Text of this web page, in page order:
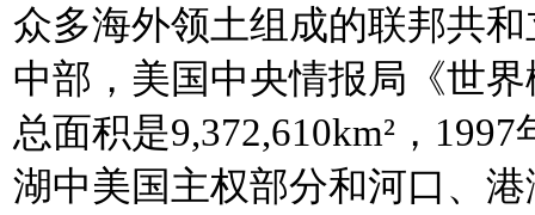
众多海外领土组成的联邦共
中部，美国中央情报局《世
总面积是9,372,610km²，
湖中美国主权部分和河口、